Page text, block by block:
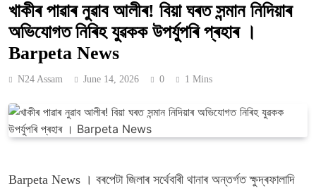
খাকীৰ পাৱাৰ নুৱাব আলীৰ! বিয়া ঘৰত সন্মান নিদিয়াৰ
অভিযোগত নিৰিহ যুৱকক উপৰ্যুপৰি প্ৰহাৰ ।
Barpeta News
N24 Assam June 14, 2026 0 1 Mins
Barpeta News । বৰপেটা জিলাৰ সৰ্থেবাৰী থানাৰ অন্তৰ্গত ক্ষুদ্ৰফালাদি